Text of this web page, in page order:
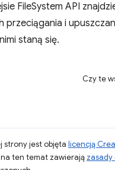
FileSystem API
przeciągania i
staną się.
Czy te
strony jest objęta licencją
ten temat zawierają